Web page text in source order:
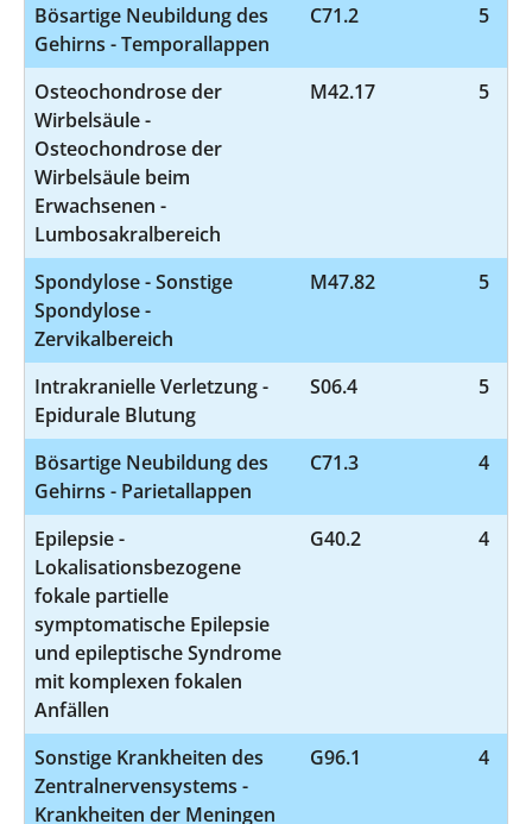
Bösartige Neubildung des
Gehirns - Temporallappen
C71.2 5
Osteochondrose der
Wirbelsäule -
Osteochondrose der
Wirbelsäule beim
Erwachsenen -
Lumbosakralbereich
M42.17 5
Spondylose - Sonstige
Spondylose -
Zervikalbereich
M47.82 5
Intrakranielle Verletzung -
Epidurale Blutung
S06.4 5
Bösartige Neubildung des
Gehirns - Parietallappen
C71.3 4
Epilepsie -
Lokalisationsbezogene
fokale partielle
symptomatische Epilepsie
und epileptische Syndrome
mit komplexen fokalen
Anfällen
G40.2 4
Sonstige Krankheiten des
Zentralnervensystems -
Krankheiten der Meningen
G96.1 4